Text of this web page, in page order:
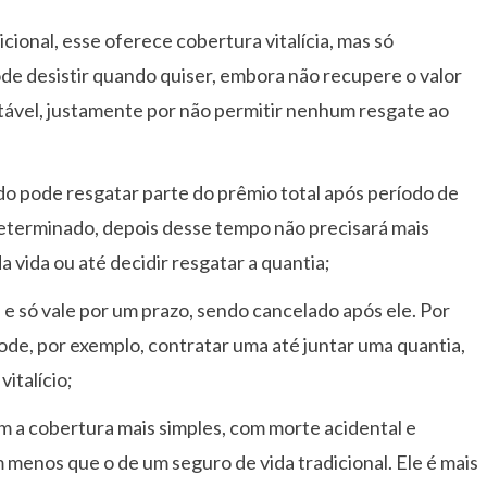
esse oferece cobertura vitalícia, mas só
desistir quando quiser, embora não recupere o valor
justamente por não permitir nenhum resgate ao
pode resgatar parte do prêmio total após período de
depois desse tempo não precisará mais
vida ou até decidir resgatar a quantia;
só vale por um prazo, sendo cancelado após ele. Por
por exemplo, contratar uma até juntar uma quantia,
vitalício;
a cobertura mais simples, com morte acidental e
que o de um seguro de vida tradicional. Ele é mais